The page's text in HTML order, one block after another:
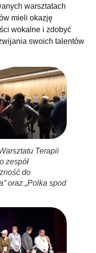
warsztatach
mieli okazję
wokalne i zdobyć
swoich talentów
Terapii
zespół
do
oraz „Polka spod